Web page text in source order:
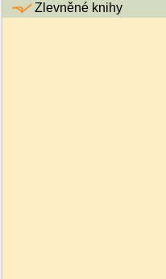
Zlevněné knihy